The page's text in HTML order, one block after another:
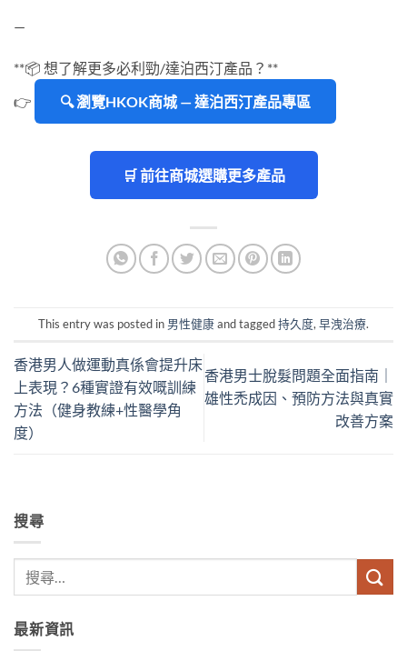
—
**📦 想了解更多必利勁/達泊西汀產品？**
👉
🔍 瀏覽HKOK商城 — 達泊西汀產品專區
🛒 前往商城選購更多產品
This entry was posted in 男性健康and tagged持久度, 早洩治療.
香港男人做運動真係會提升床
上表現？6種實證有效嘅訓練
方法（健身教練+性醫學角
度）
香港男士脫髮問題全面指南｜
雄性禿成因、預防方法與真實
改善方案
搜尋
最新資訊